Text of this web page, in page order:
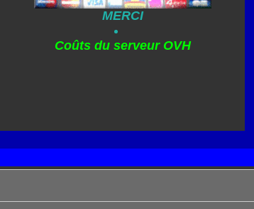
MERCI
Coûts du serveur OVH